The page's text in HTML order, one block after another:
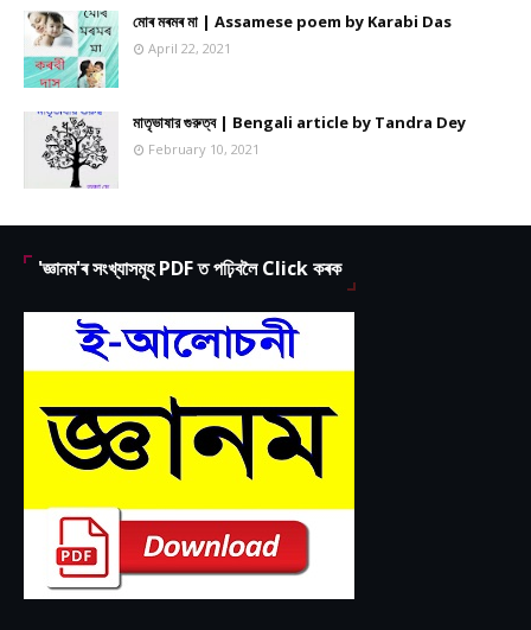
মোৰ মৰমৰ মা | Assamese poem by Karabi Das
April 22, 2021
মাতৃভাষার গুরুত্ব | Bengali article by Tandra Dey
February 10, 2021
'জ্ঞানম'ৰ সংখ্যাসমূহ PDF ত পঢ়িবলৈ Click কৰক